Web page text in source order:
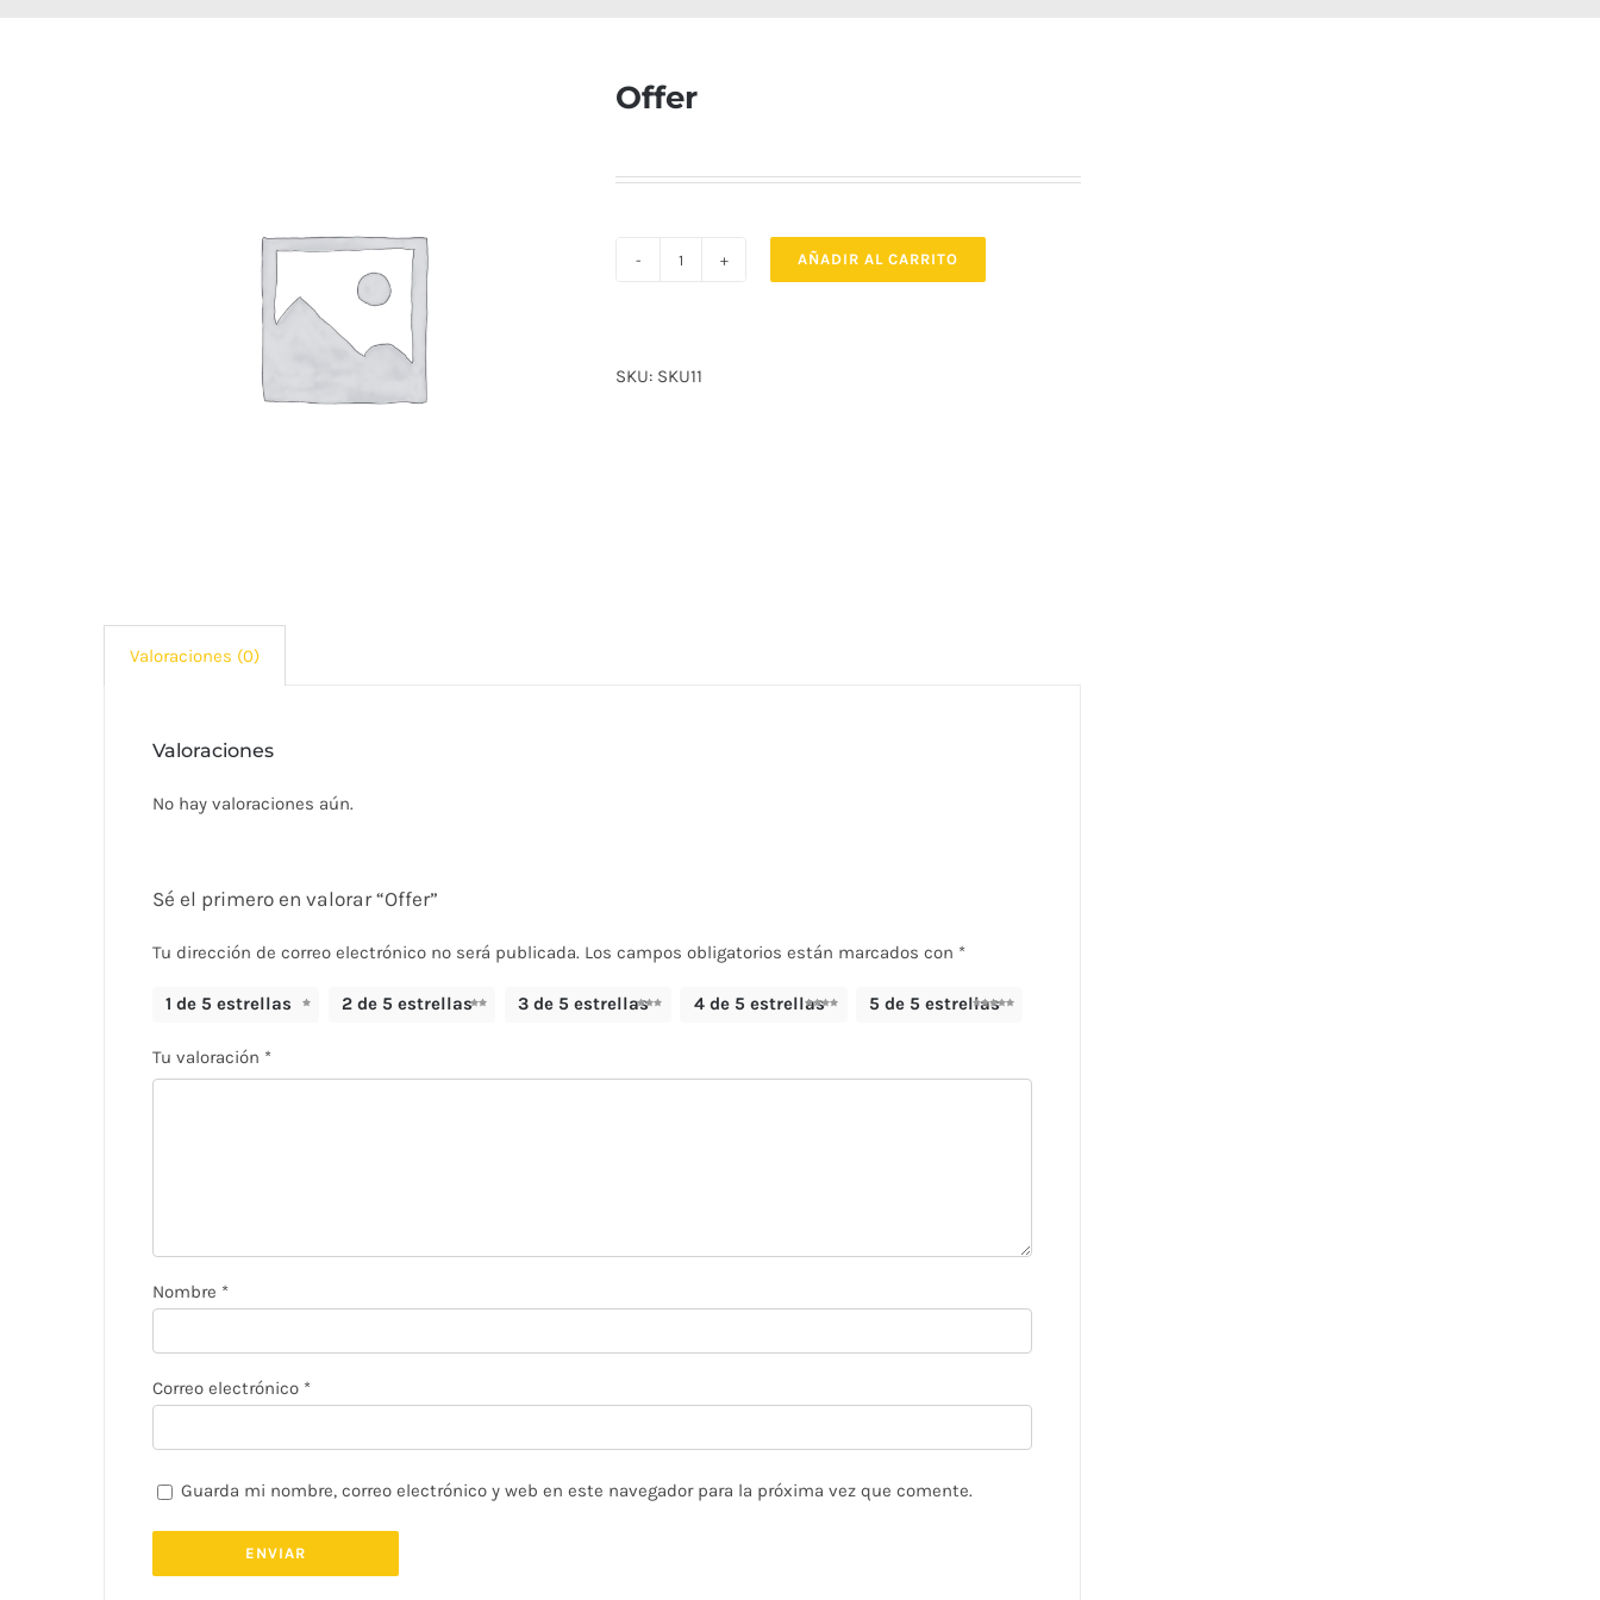
Offer
AÑADIR AL CARRITO
SKU: SKU11
Valoraciones (0)
Valoraciones
No hay valoraciones aún.
Sé el primero en valorar “Offer”
Tu dirección de correo electrónico no será publicada. Los campos obligatorios están marcados con *
1 de 5 estrellas 2 de 5 estrellas 3 de 5 estrellas 4 de 5 estrellas 5 de 5 estrellas
Tu valoración *
Nombre *
Correo electrónico *
Guarda mi nombre, correo electrónico y web en este navegador para la próxima vez que comente.